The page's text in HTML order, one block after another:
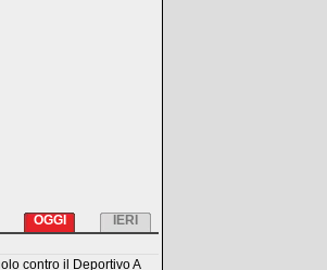
IERI
OGGI
contro il Deportivo A